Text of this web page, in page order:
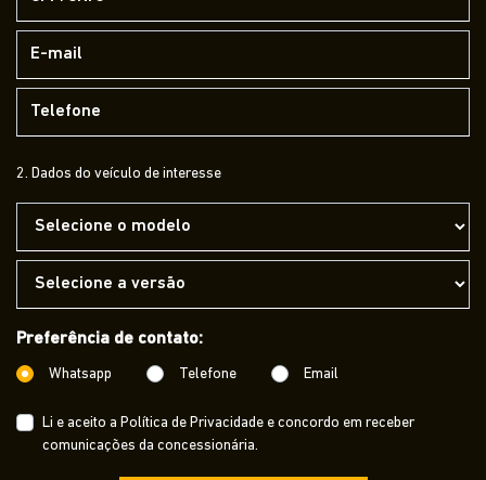
2. Dados do veículo de interesse
Preferência de contato:
Whatsapp Telefone Email
Li e aceito a Política de Privacidade e concordo em receber
comunicações da concessionária.